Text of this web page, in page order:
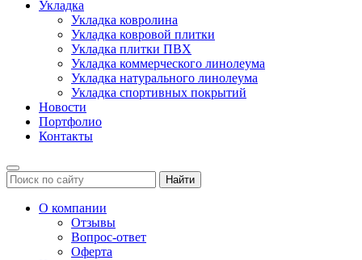
Укладка
Укладка ковролина
Укладка ковровой плитки
Укладка плитки ПВХ
Укладка коммерческого линолеума
Укладка натурального линолеума
Укладка спортивных покрытий
Новости
Портфолио
Контакты
Найти
О компании
Отзывы
Вопрос-ответ
Оферта